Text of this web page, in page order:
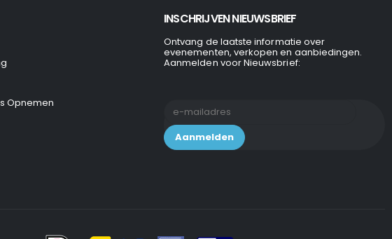
Opnemen
INSCHRIJVEN NIEUWSBRIEF
Ontvang de laatste informatie over
evenementen, verkopen en aanbiedingen.
Aanmelden voor Nieuwsbrief: